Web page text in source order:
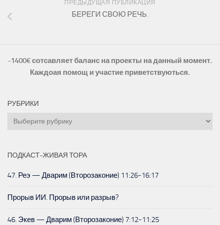
ПРЕДЫДУЩАЯ ПУБЛИКАЦИЯ
БЕРЕГИ СВОЮ РЕЧЬ.
-1400€ сотсавляет баланс на проекты на данный момент.
Каждоая помощ и участие приветствуються.
РУБРИКИ
Рубрики
ПОДКАСТ-ЖИВАЯ ТОРА
47. Реэ — Дварим (Второзаконие) 11:26-16:17
Прорыв ИИ. Прорыв или разрыв?
46. Экев — Дварим (Второзаконие) 7:12-11:25